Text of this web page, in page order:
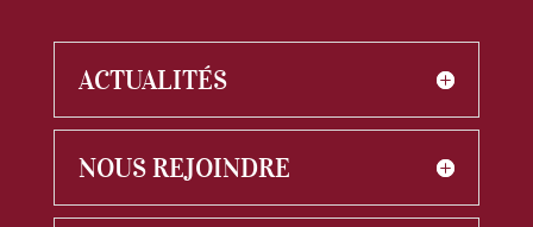
ACTUALITÉS
NOUS REJOINDRE